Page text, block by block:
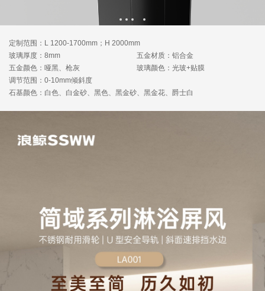
定制范围：L 1200-1700mm；H 2000mm
玻璃厚度：8mm
五金材质：铝合金
五金颜色：哑黑、枪灰
玻璃颜色：光玻+贴膜
调节范围：0-10mm倾斜度
石基颜色：白色、白金砂、黑色、黑金砂、黑金花、爵士白